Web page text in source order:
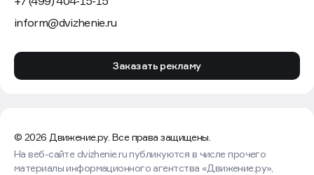
inform@dvizhenie.ru
Заказать рекламу
© 2026 Движение.ру. Все права защищены.
На веб-сайте dvizhenie.ru публикуются в числе прочего
материалы информационного агентства «Движение.ру»,